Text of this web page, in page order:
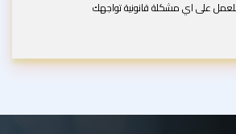
على اي مشكلة قانونية تواجهك